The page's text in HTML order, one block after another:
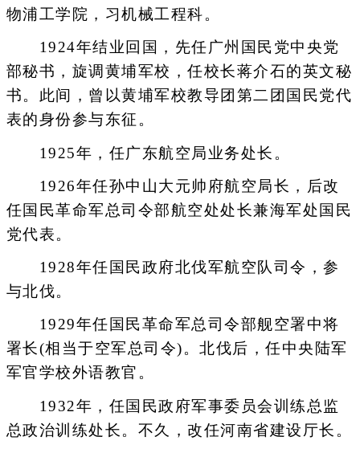
物浦工学院，习机械工程科。
1924年结业回国，先任广州国民党中央党
部秘书，旋调黄埔军校，任校长蒋介石的英文秘
书。此间，曾以黄埔军校教导团第二团国民党代
表的身份参与东征。
1925年，任广东航空局业务处长。
1926年任孙中山大元帅府航空局长，后改
任国民革命军总司令部航空处处长兼海军处国民
党代表。
1928年任国民政府北伐军航空队司令，参
与北伐。
1929年任国民革命军总司令部舰空署中将
署长(相当于空军总司令)。北伐后，任中央陆军
军官学校外语教官。
1932年，任国民政府军事委员会训练总监
总政治训练处长。不久，改任河南省建设厅长。